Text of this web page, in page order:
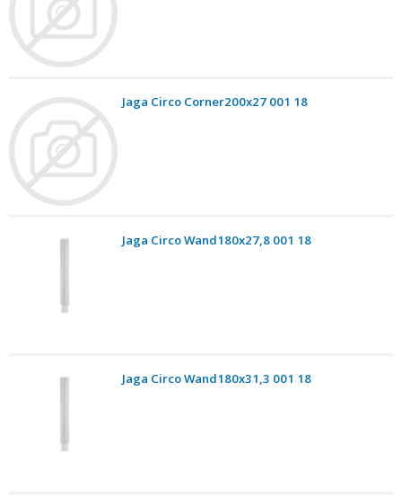
Jaga Circo Corner200x27 001 18
Jaga Circo Wand180x27,8 001 18
Jaga Circo Wand180x31,3 001 18